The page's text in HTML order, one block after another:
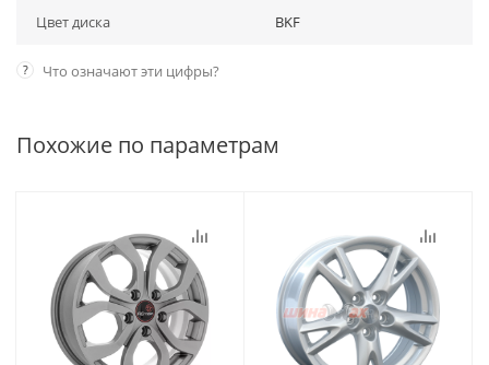
Цвет диска BKF
? Что означают эти цифры?
Похожие по параметрам